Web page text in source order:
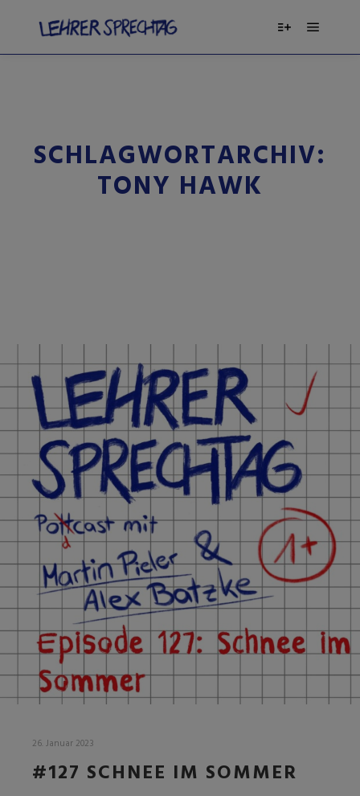
SCHLAGWORTARCHIV:
TONY HAWK
26. Januar 2023
#127 SCHNEE IM SOMMER